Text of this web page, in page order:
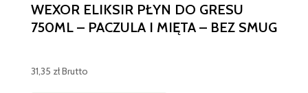
WEXOR ELIKSIR PŁYN DO GRESU
750ML – PACZULA I MIĘTA – BEZ SMUG
31,35 złBrutto